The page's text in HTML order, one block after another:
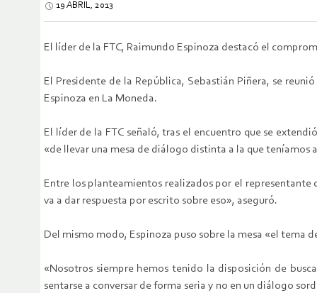
19 ABRIL, 2013
El líder de la FTC, Raimundo Espinoza destacó el
El Presidente de la República, Sebastián Piñera, se
Espinoza en La Moneda.
El líder de la FTC señaló, tras el encuentro que se
«de llevar una mesa de diálogo distinta a la que teníamos
Entre los planteamientos realizados por el representante
va a dar respuesta por escrito sobre eso», aseguró.
Del mismo modo, Espinoza puso sobre la mesa «el tema
«Nosotros siempre hemos tenido la disposición de
sentarse a conversar de forma seria y no en un diálogo